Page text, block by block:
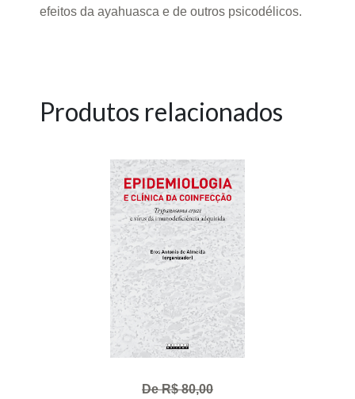
efeitos da ayahuasca e de outros psicodélicos.
Produtos relacionados
De R$ 80,00